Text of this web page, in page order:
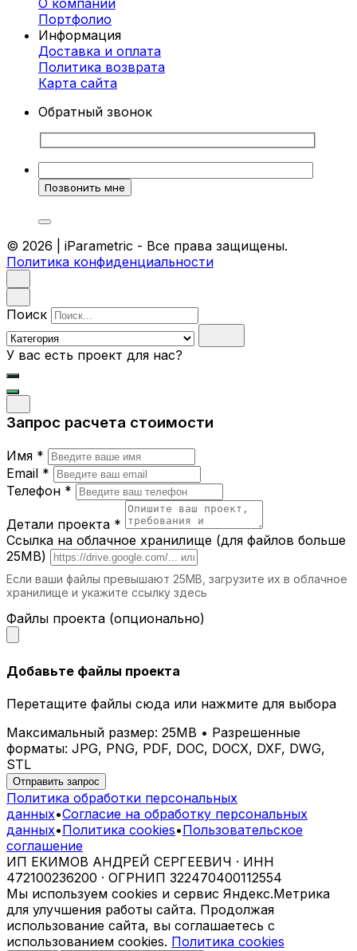
О компании
Портфолио
Информация
Доставка и оплата
Политика возврата
Карта cайта
Обратный звонок
© 2026 | iParametric - Все права защищены.
Политика конфиденциальности
Поиск
У вас есть проект для нас?
Запрос расчета стоимости
Имя *
Email *
Телефон *
Детали проекта *
Ссылка на облачное хранилище (для файлов больше
25MB)
Если ваши файлы превышают 25MB, загрузите их в облачное
хранилище и укажите ссылку здесь
Файлы проекта (опционально)
Добавьте файлы проекта
Перетащите файлы сюда или нажмите для выбора
Максимальный размер: 25MB • Разрешенные
форматы: JPG, PNG, PDF, DOC, DOCX, DXF, DWG,
STL
Отправить запрос
Политика обработки персональных
данных•Согласие на обработку персональных
данных•Политика cookies•Пользовательское
соглашение
ИП ЕКИМОВ АНДРЕЙ СЕРГЕЕВИЧ · ИНН
472100236200 · ОГРНИП 322470400112554
Мы используем cookies и сервис Яндекс.Метрика
для улучшения работы сайта. Продолжая
использование сайта, вы соглашаетесь с
использованием cookies. Политика cookies